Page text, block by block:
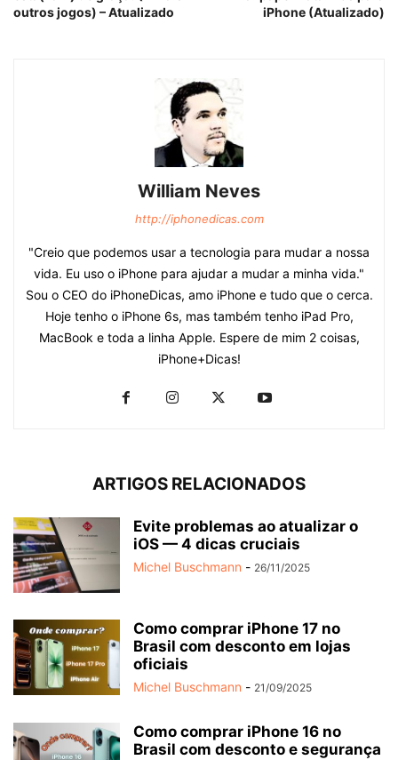
outros jogos) – Atualizado
iPhone (Atualizado)
William Neves
http://iphonedicas.com
"Creio que podemos usar a tecnologia para mudar a nossa
vida. Eu uso o iPhone para ajudar a mudar a minha vida."
Sou o CEO do iPhoneDicas, amo iPhone e tudo que o cerca.
Hoje tenho o iPhone 6s, mas também tenho iPad Pro,
MacBook e toda a linha Apple. Espere de mim 2 coisas,
iPhone+Dicas!
ARTIGOS RELACIONADOS
Evite problemas ao atualizar o
iOS — 4 dicas cruciais
Michel Buschmann - 26/11/2025
Como comprar iPhone 17 no
Brasil com desconto em lojas
oficiais
Michel Buschmann - 21/09/2025
Como comprar iPhone 16 no
Brasil com desconto e segurança